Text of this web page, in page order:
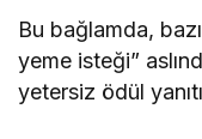
Bu bağlamda,
yeme isteği”
yetersiz ödül